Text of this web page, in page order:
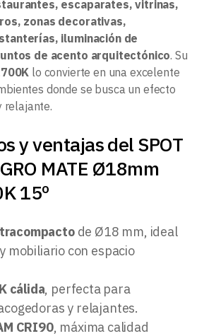
escaparates, vitrinas,
zonas decorativas,
iluminación de
de acento arquitectónico. Su
lo convierte en una excelente
donde se busca un efecto
relajante.
y ventajas del SPOT
MATE Ø18mm
15º
de Ø18 mm, ideal
mobiliario con espacio
cálida, perfecta para
y relajantes.
CRI90, máxima calidad